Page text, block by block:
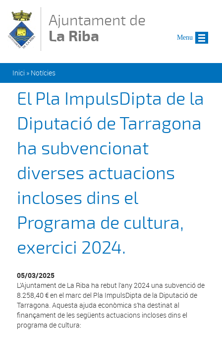
Ajuntament de
La Riba
Esteu aquí
Inici » Notícies
El Pla ImpulsDipta de la
Diputació de Tarragona
ha subvencionat
diverses actuacions
incloses dins el
Programa de cultura,
exercici 2024.
05/03/2025
L’Ajuntament de La Riba ha rebut l’any 2024 una subvenció de
8.258,40 € en el marc del Pla ImpulsDipta de la Diputació de
Tarragona. Aquesta ajuda econòmica s’ha destinat al
finançament de les següents actuacions incloses dins el
programa de cultura:
Menu